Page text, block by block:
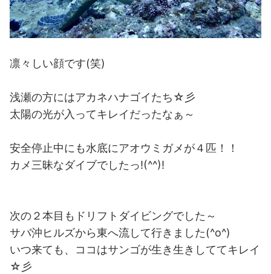
凛々しい顔です(笑)
浅瀬の方にはアカネハナゴイたち☆彡
太陽の光が入ってキレイだったなぁ～
安全停止中にも水底にアオウミガメが４匹！！
カメ三昧なダイブでしたっ!(^^)!
次の２本目もドリフトダイビングでした～
サバ沖ヒルズから東へ流して行きました(^o^)
いつ来ても、ココはサンゴが生き生きしててキレイ
☆彡